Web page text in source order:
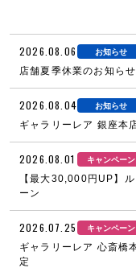
2026.08.06 お知らせ
店舗夏季休業のお知らせ
2026.08.04 お知らせ
ギャラリーレア 銀座本
2026.08.01 キャンペーン
【最大30,000円UP】
ーン
2026.07.25 キャンペーン
ギャラリーレア 心斎橋
定